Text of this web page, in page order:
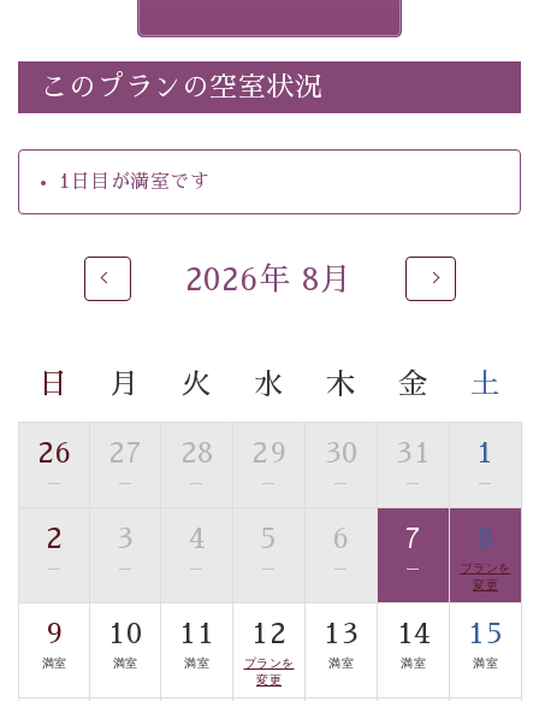
・朝食はこだわりの味噌汁をはじめとした和定食
自家源泉「美翠源泉」は酸化の進みが遅く新鮮で若返り
■お座敷風呂（大浴場）
温泉の成分に合わせ、防菌防カビの特殊素材の畳を使
※男性大浴場までのご移動には階段がございます。 予め
ご了承のほどお願いいたします。
■貸切温泉風呂 （40分2000円）
眺望はございませんが、源泉掛け流しの温泉の質を楽し
む貸切温泉風呂です。ゆったりといやされるプライベー
トな空間をお愉しみください。
【旅】
■諏訪大社4社を巡る無料参拝バス
豊富な知識を持ったドライバー兼ガイドが諏訪大社をご
このプランの空室状況
1日目が満室です
2026年 8月
日 月 火 水 木 金 土
26
—
27
—
28
—
29
—
30
—
31
—
1
—
2
—
3
—
4
—
5
—
6
—
7
—
8
プランを
変更
9
満室
10
満室
11
満室
12
プランを
変更
13
満室
14
満室
15
満室